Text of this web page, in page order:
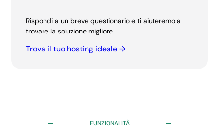
Rispondi a un breve questionario e ti aiuteremo a
trovare la soluzione migliore.
Trova il tuo hosting ideale →
FUNZIONALITÀ